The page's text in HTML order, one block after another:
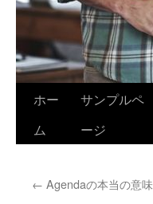
ホー
ム
サンプルペ
ージ
← Agendaの本当の意味